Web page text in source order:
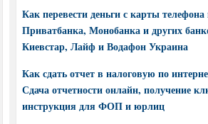
Как перевести деньги с карты
Приватбанка, Монобанка и других
Киевстар, Лайф и Водафон Украина
Как сдать отчет в налоговую по
Сдача отчетности онлайн, получение
инструкция для ФОП и юрлиц